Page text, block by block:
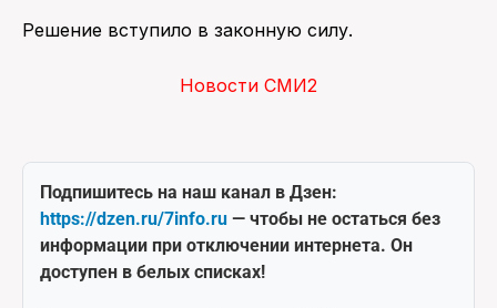
Решение вступило в законную силу.
Новости СМИ2
Подпишитесь на наш канал в Дзен:
https://dzen.ru/7info.ru — чтобы не остаться без
информации при отключении интернета. Он
доступен в белых списках!